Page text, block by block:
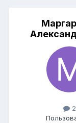
2